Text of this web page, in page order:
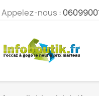
Appelez-nous :